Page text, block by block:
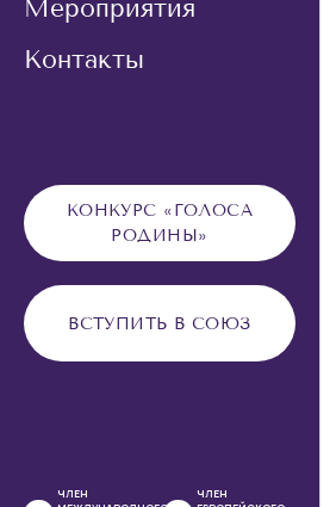
Мероприятия
Контакты
КОНКУРС «ГОЛОСА
РОДИНЫ»
ВСТУПИТЬ В СОЮЗ
ЧЛЕН
ЧЛЕН